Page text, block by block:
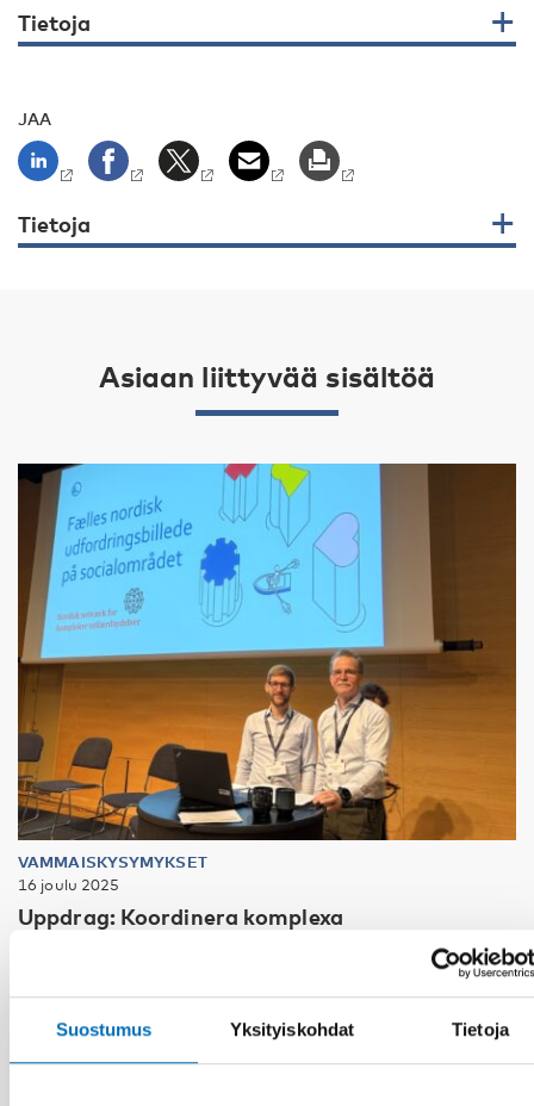
Suostumus Yksityiskohdat Tietoja
Tietoja
JAA
Tietoja
Asiaan liittyvää sisältöä
VAMMAISKYSYMYKSET
16 joulu 2025
Uppdrag: Koordinera komplexa
välfärdstjänster så ingen faller utanför